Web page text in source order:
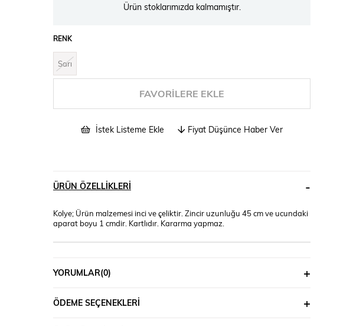
Ürün stoklarımızda kalmamıştır.
RENK
Sarı
FAVORILERE EKLE
İstek Listeme Ekle Fiyat Düşünce Haber Ver
ÜRÜN ÖZELLIKLERI
Kolye; Ürün malzemesi inci ve çeliktir. Zincir uzunluğu 45 cm ve ucundaki
aparat boyu 1 cmdir. Kartlıdır. Kararma yapmaz.
YORUMLAR(0)
ÖDEME SEÇENEKLERI